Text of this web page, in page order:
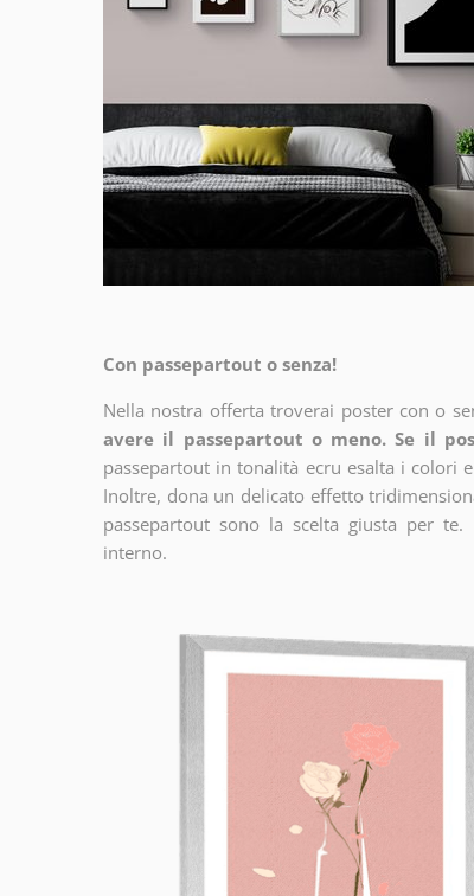
Con passepartout o senza!
Nella nostra offerta troverai poster con o
avere il passepartout o meno. Se il
passepartout in tonalità ecru esalta i colori
Inoltre, dona un delicato effetto
passepartout sono la scelta giusta per
interno.